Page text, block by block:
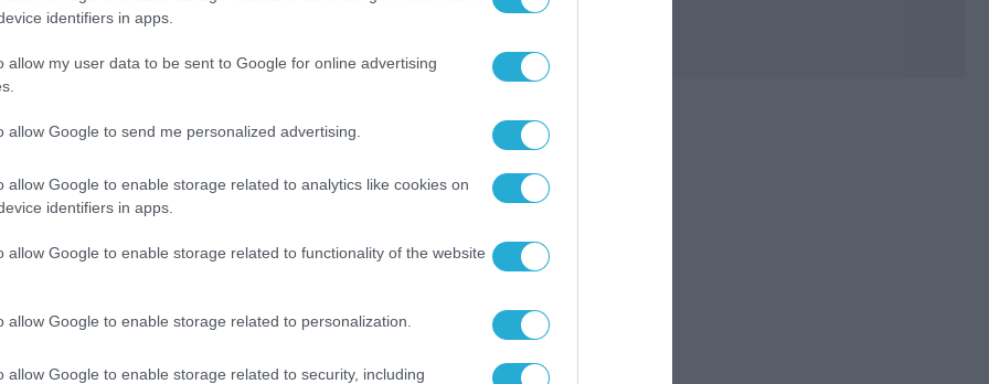
identifiers in apps.
allow my user data to be sent to Google for online advertising
allow Google to send me personalized advertising.
allow Google to enable storage related to analytics like cookies on
identifiers in apps.
allow Google to enable storage related to functionality of the website
allow Google to enable storage related to personalization.
allow Google to enable storage related to security, including
ΒΟΜΒΕΣ